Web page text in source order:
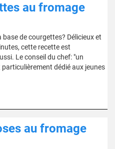
au fromage
de courgettes? Délicieux et
cette recette est
Le conseil du chef: "un
dédié aux jeunes
au fromage